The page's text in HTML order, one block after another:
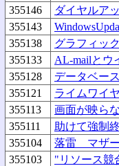
355146
ダイヤルア
355143
355138
グラフィッ
355133
AL-mailとウ
355128
データベー
355121
ライムワイ
355113
画面が映ら
355111
助けて強制
355104
落雷 マザー
355103
"リソース競